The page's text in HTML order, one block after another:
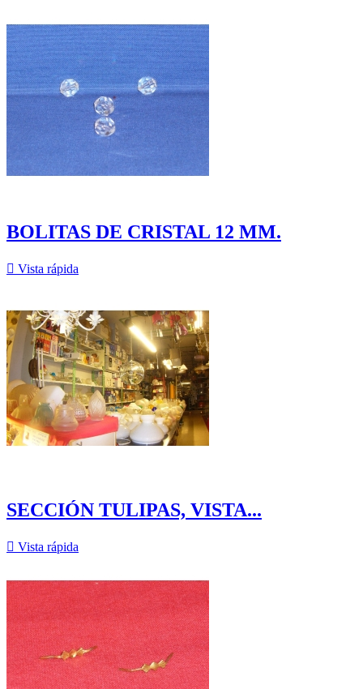
BOLITAS DE CRISTAL 12 MM.
 Vista rápida
SECCIÓN TULIPAS, VISTA...
 Vista rápida